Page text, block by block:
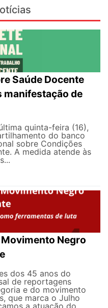
Saúde Docente
manifestação de
quinta-feira (16),
do banco
sobre Condições
A medida atende às
Negro
dos 45 anos do
de reportagens
e do movimento
que marca o Julho